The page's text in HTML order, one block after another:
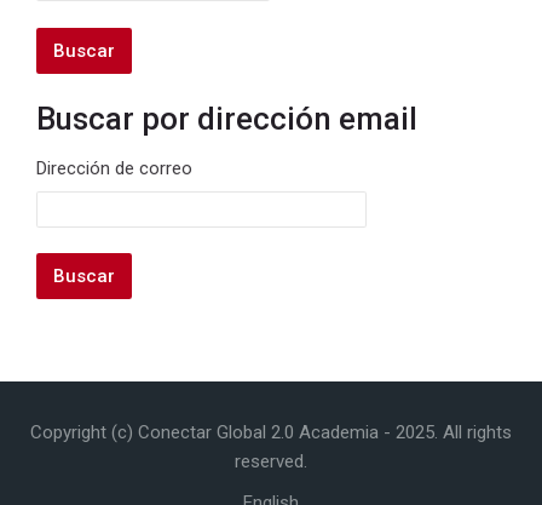
Buscar por dirección email
Buscar por dirección email
Dirección de correo
Copyright (c) Conectar Global 2.0 Academia - 2025. All rights
reserved.